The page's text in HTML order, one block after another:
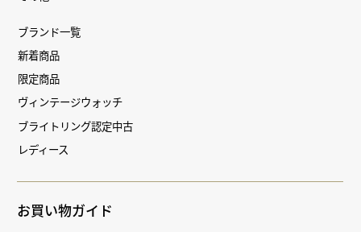
ブランド一覧
新着商品
限定商品
ヴィンテージウォッチ
ブライトリング認定中古
レディース
お買い物ガイド